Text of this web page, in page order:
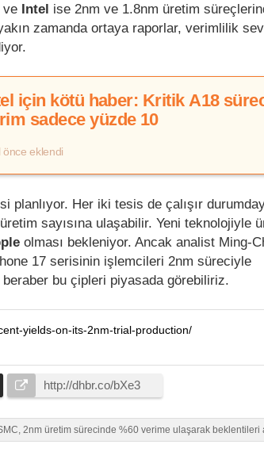
ve Intel ise 2nm ve 1.8nm üretim
zamanda ortaya raporlar, verimlilik
için kötü haber: Kritik A18
sadece yüzde 10
önce eklendi
planlıyor. Her iki tesis de çalışır
üretim sayısına ulaşabilir. Yeni teknolojiyle
olması bekleniyor. Ancak analist Ming-
17 serisinin işlemcileri 2nm süreciyle
beraber bu çipleri piyasada görebiliriz.
yields-on-its-2nm-trial-production/
2nm üretim sürecinde %60 verime ulaşarak beklentileri